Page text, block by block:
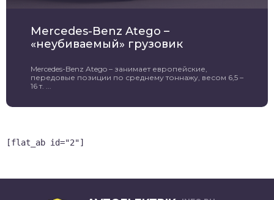
Mercedes-Benz Atego –
«неубиваемый» грузовик
Mercedes-Benz Atego – занимает европейские,
передовые позиции по среднему тоннажу, весом 6,5 –
16 т. ...
[flat_ab id="2"]